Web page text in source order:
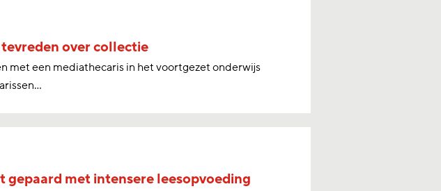
over collectie
met een mediathecaris in het voortgezet onderwijs
met intensere leesopvoeding